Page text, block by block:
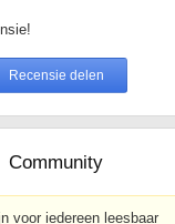
Community
voor iedereen leesbaar